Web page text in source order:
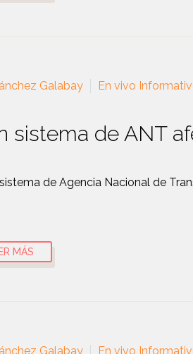
Galabay En vivo
sistema de ANT
de Agencia Nacional de
MÁS
Galabay En vivo